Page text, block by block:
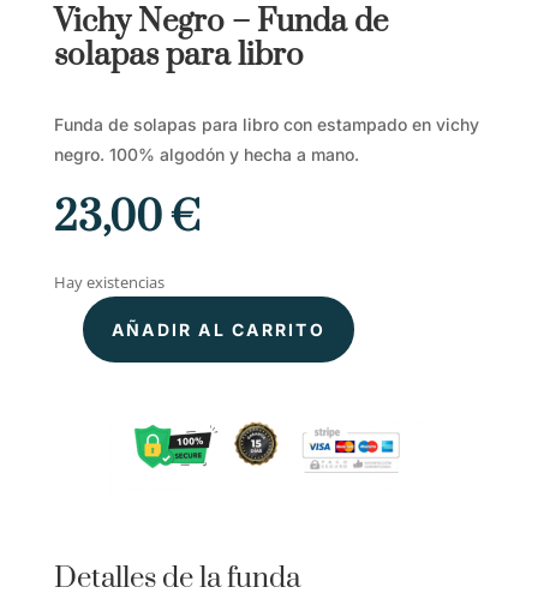
Vichy Negro – Funda de
solapas para libro
Funda de solapas para libro con estampado en vichy
negro. 100% algodón y hecha a mano.
23,00€
Hay existencias
Vichy
Negro
cantidad
AÑADIR AL CARRITO
Detalles de la funda